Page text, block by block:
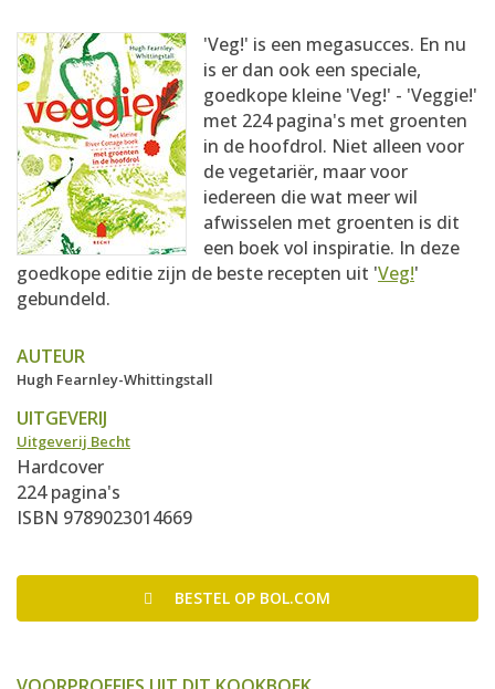
AANMELDEN
RECEPTEN
WEEKMENU'S
KOOKBOEKEN
'Veg!' is een megasucces. En nu
is er dan ook een speciale,
goedkope kleine 'Veg!' - 'Veggie!'
met 224 pagina's met groenten
in de hoofdrol. Niet alleen voor
de vegetariër, maar voor
iedereen die wat meer wil
afwisselen met groenten is dit
een boek vol inspiratie. In deze
goedkope editie zijn de beste recepten uit 'Veg!'
gebundeld.
AUTEUR
Hugh Fearnley-Whittingstall
UITGEVERIJ
Uitgeverij Becht
Hardcover
224 pagina's
ISBN 9789023014669
BESTEL OP BOL.COM